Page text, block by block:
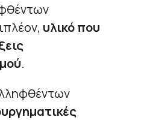
υλικό που
.